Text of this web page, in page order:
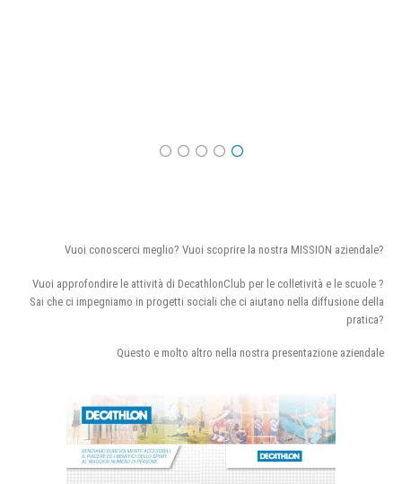
Vuoi conoscerci meglio? Vuoi scoprire la nostra MISSION aziendale?
Vuoi approfondire le attività di DecathlonClub per le colletività e le scuole ?
Sai che ci impegniamo in progetti sociali che ci aiutano nella diffusione della
pratica?
Questo e molto altro nella nostra presentazione aziendale